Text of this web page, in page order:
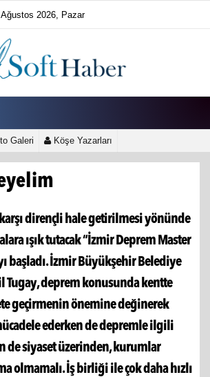
2026, Pazar
Galeri Köşe Yazarları
dirençli hale getirilmesi yönünde
ışık tutacak “İzmir Deprem Master
başladı. İzmir Büyükşehir Belediye
Tugay, deprem konusunda kentte
geçirmenin önemine değinerek
ederken de depremle ilgili
de siyaset üzerinden, kurumlar
olmamalı. İş birliği ile çok daha hızlı